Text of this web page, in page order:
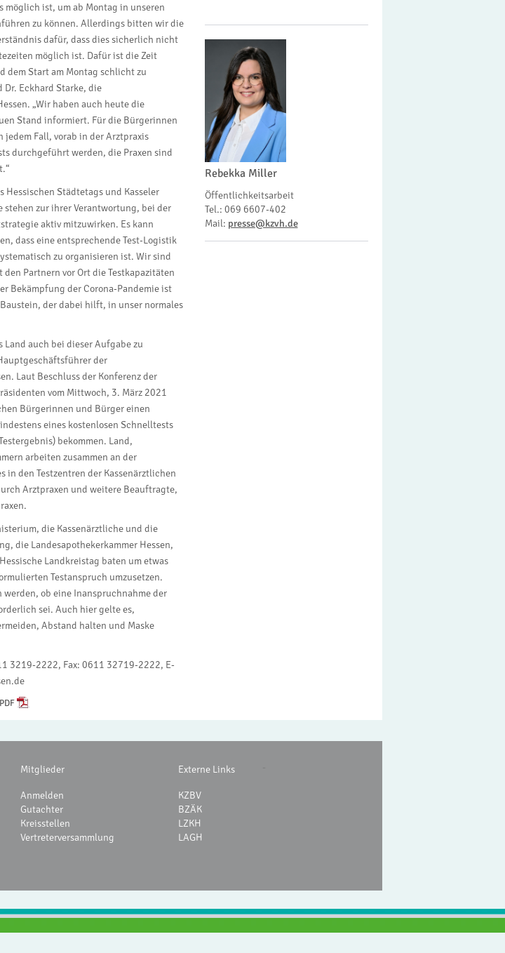
möglich ist, um ab Montag in unseren
zu können. Allerdings bitten wir die
dafür, dass dies sicherlich nicht
möglich ist. Dafür ist die Zeit
dem Start am Montag schlicht zu
Dr. Eckhard Starke, die
„Wir haben auch heute die
Stand informiert. Für die Bürgerinnen
Fall, vorab in der Arztpraxis
durchgeführt werden, die Praxen sind
Hessischen Städtetags und Kasseler
stehen zur ihrer Verantwortung, bei der
aktiv mitzuwirken. Es kann
dass eine entsprechende Test-Logistik
zu organisieren ist. Wir sind
Partnern vor Ort die Testkapazitäten
Bekämpfung der Corona-Pandemie ist
der dabei hilft, in unser normales
Land auch bei dieser Aufgabe zu
der
Laut Beschluss der Konferenz der
vom Mittwoch, 3. März 2021
Bürgerinnen und Bürger einen
eines kostenlosen Schnelltests
bekommen. Land,
arbeiten zusammen an der
in den Testzentren der Kassenärztlichen
Arztpraxen und weitere Beauftragte,
die Kassenärztliche und die
die Landesapothekerkammer Hessen,
Landkreistag baten um etwas
Testanspruch umzusetzen.
werden, ob eine Inanspruchnahme der
sei. Auch hier gelte es,
Abstand halten und Maske
3219-2222, Fax: 0611 32719-2222, E-
Rebekka Miller
Öffentlichkeitsarbeit
Tel.: 069 6607-402
Mail: presse@kzvh.de
Mitglieder
Anmelden
Gutachter
Kreisstellen
Vertreterversammlung
Externe Links
KZBV
BZÄK
LZKH
LAGH